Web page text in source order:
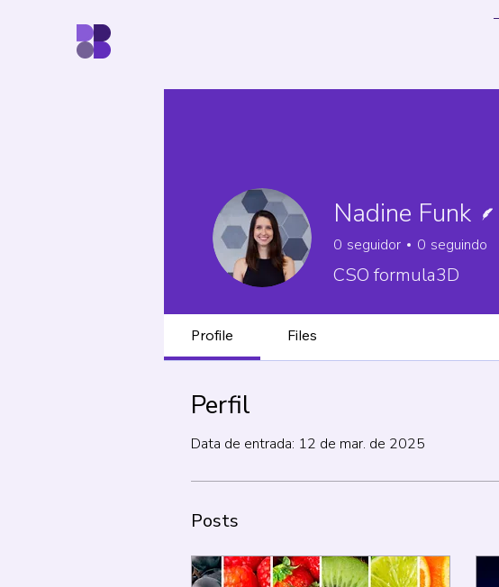
Nadine Funk
0 seguidor 0 seguindo
CSO formula3D
Profile Files
Perfil
Data de entrada: 12 de mar. de 2025
Posts